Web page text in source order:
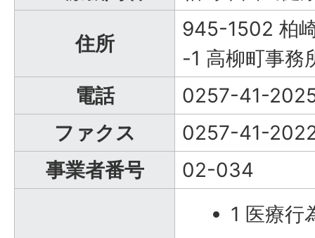
住所
945-1502 柏
-1 高柳町事務
電話
0257-41-
ファクス
0257-41-
事業者番号
02-034
1 医療行